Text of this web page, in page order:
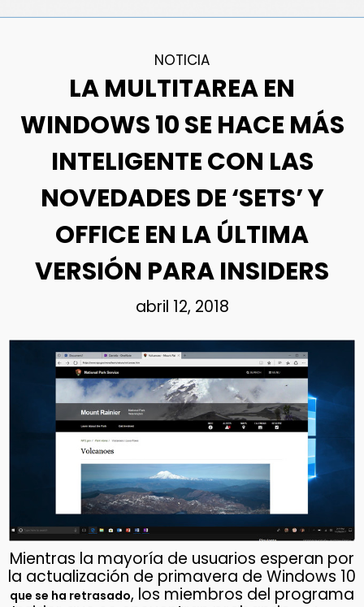
NOTICIA
LA MULTITAREA EN
WINDOWS 10 SE HACE MÁS
INTELIGENTE CON LAS
NOVEDADES DE ‘SETS’ Y
OFFICE EN LA ÚLTIMA
VERSIÓN PARA INSIDERS
abril 12, 2018
Mientras la mayoría de usuarios esperan por
la actualización de primavera de Windows 10
que se ha retrasado, los miembros del programa